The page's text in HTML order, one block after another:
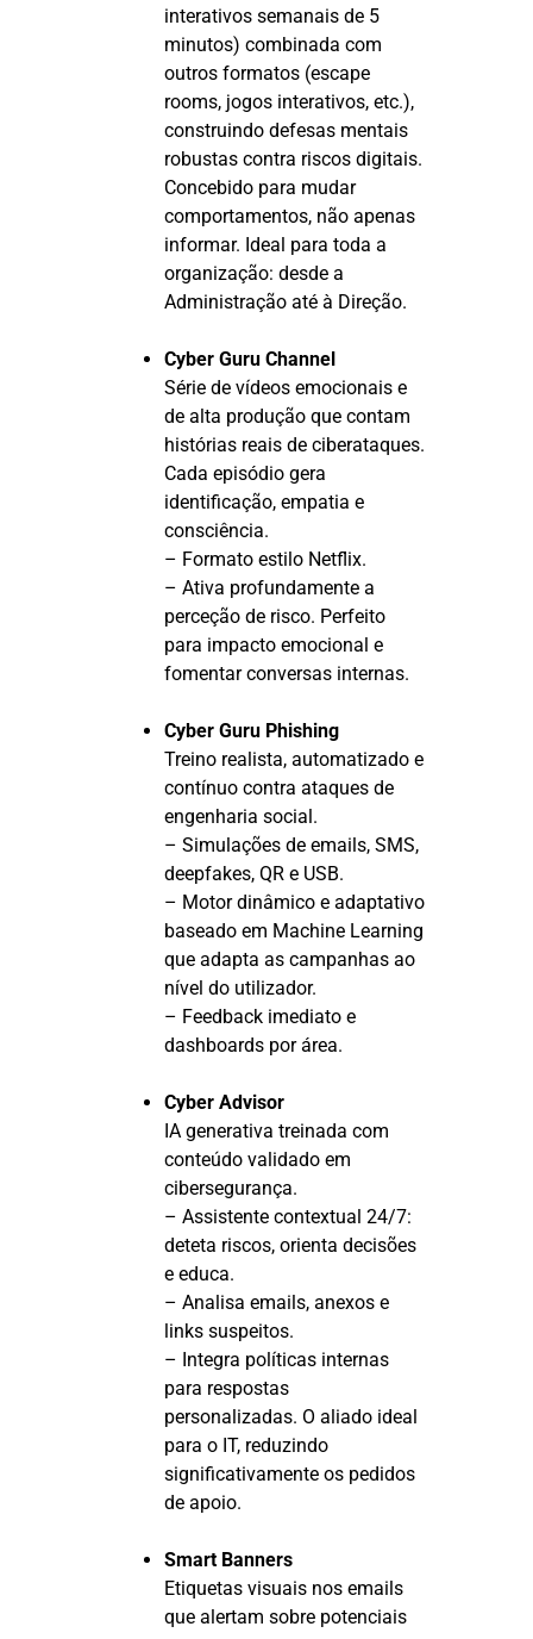
interativos semanais de 5
minutos) combinada com
outros formatos (escape
rooms, jogos interativos, etc.),
construindo defesas mentais
robustas contra riscos digitais.
Concebido para mudar
comportamentos, não apenas
informar. Ideal para toda a
organização: desde a
Administração até à Direção.
Cyber Guru Channel
Série de vídeos emocionais e
de alta produção que contam
histórias reais de ciberataques.
Cada episódio gera
identificação, empatia e
consciência.
– Formato estilo Netflix.
– Ativa profundamente a
perceção de risco. Perfeito
para impacto emocional e
fomentar conversas internas.
Cyber Guru Phishing
Treino realista, automatizado e
contínuo contra ataques de
engenharia social.
– Simulações de emails, SMS,
deepfakes, QR e USB.
– Motor dinâmico e adaptativo
baseado em Machine Learning
que adapta as campanhas ao
nível do utilizador.
– Feedback imediato e
dashboards por área.
Cyber Advisor
IA generativa treinada com
conteúdo validado em
cibersegurança.
– Assistente contextual 24/7:
deteta riscos, orienta decisões
e educa.
– Analisa emails, anexos e
links suspeitos.
– Integra políticas internas
para respostas
personalizadas. O aliado ideal
para o IT, reduzindo
significativamente os pedidos
de apoio.
Smart Banners
Etiquetas visuais nos emails
que alertam sobre potenciais